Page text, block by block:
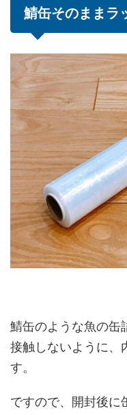
鯖缶そのままラ
鯖缶のような魚の缶
接触しないように、
す。
ですので、開封後に